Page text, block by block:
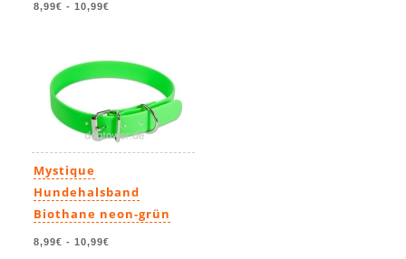
8,99€ - 10,99€
Mystique
Hundehalsband
Biothane neon-grün
8,99€ - 10,99€